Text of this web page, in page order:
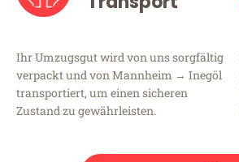
Ihr Umzugsgut wird von uns sorgfältig
verpackt und von Mannheim → Inegöl
transportiert, um einen sicheren
Zustand zu gewährleisten.